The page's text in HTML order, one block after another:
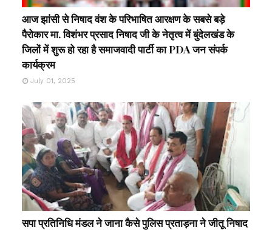
आज झांसी से निषाद वंश के परिभाषित आरक्षण के सबसे बड़े
पैरोकार मा. विशंभर प्रसाद निषाद जी के नेतृत्व में बुंदेलखंड के
जिलों में शुरू हो रहा है समाजवादी पार्टी का PDA जन संपर्क
कार्यक्रम
July 01, 2025
सपा प्रतिनिधि मंडल ने जाना कैसे पुलिस प्रताड़ना ने जीतू निषाद